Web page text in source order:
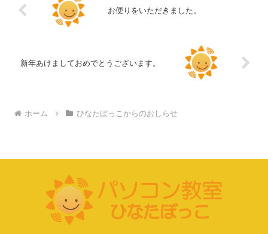
お便りをいただきました。
新年あけましておめでとうございます。
ホーム ひなたぼっこからのおしらせ